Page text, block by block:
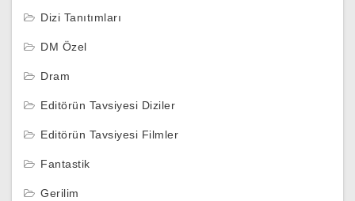
Dizi Tanıtımları
DM Özel
Dram
Editörün Tavsiyesi Diziler
Editörün Tavsiyesi Filmler
Fantastik
Gerilim